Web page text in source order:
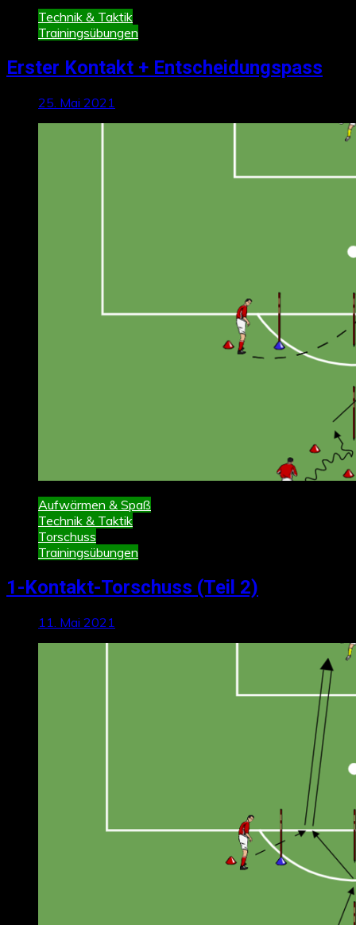
Technik & Taktik
Trainingsübungen
Erster Kontakt + Entscheidungspass
25. Mai 2021
Aufwärmen & Spaß
Technik & Taktik
Torschuss
Trainingsübungen
1-Kontakt-Torschuss (Teil 2)
11. Mai 2021